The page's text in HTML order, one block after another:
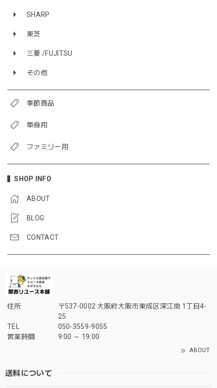
SHARP
東芝
三菱 /FUJITSU
その他
季節商品
単身用
ファミリー用
SHOP INFO
ABOUT
BLOG
CONTACT
住所
〒537-0002 大阪府大阪市東成区深江南 1丁目4-
25
TEL
050-3559-9055
営業時間
9:00 ～ 19:00
ABOUT
送料について